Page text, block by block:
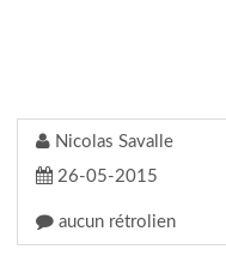
Nicolas Savalle
26-05-2015
aucun rétrolien